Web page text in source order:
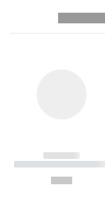
------------
----------- ----------- --------